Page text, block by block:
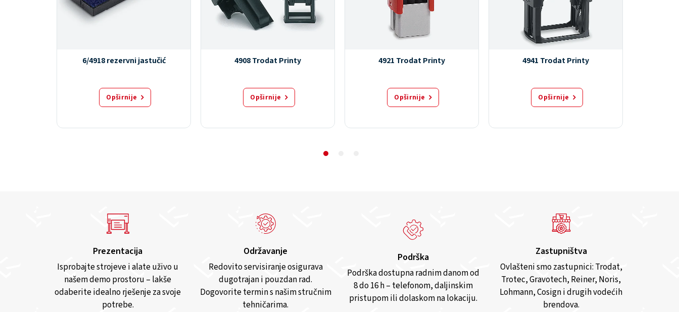
6/4918 rezervni jastučić
Opširnije
4908 Trodat Printy
Opširnije
4921 Trodat Printy
Opširnije
4941 Trodat Printy
Opširnije
Prezentacija
Isprobajte strojeve i alate uživo u
našem demo prostoru – lakše
odaberite idealno rješenje za svoje
potrebe.
Održavanje
Redovito servisiranje osigurava
dugotrajan i pouzdan rad.
Dogovorite termin s našim stručnim
tehničarima.
Podrška
Podrška dostupna radnim danom od
8 do 16 h – telefonom, daljinskim
pristupom ili dolaskom na lokaciju.
Zastupništva
Ovlašteni smo zastupnici: Trodat,
Trotec, Gravotech, Reiner, Noris,
Lohmann, Cosign i drugih vodećih
brendova.